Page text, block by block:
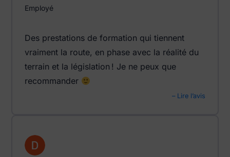
Employé
Des prestations de formation qui tiennent
vraiment la route, en phase avec la réalité du
terrain et la législation ! Je ne peux que
recommander
– Lire l’avis